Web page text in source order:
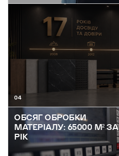
04
ОБСЯГ ОБРОБКИ
МАТЕРІАЛУ: 65000 М² ЗА
РІК